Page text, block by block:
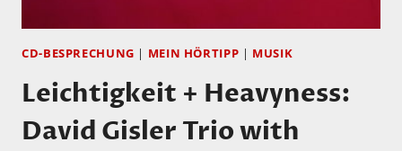
CD-BESPRECHUNG | MEIN HÖRTIPP | MUSIK
Leichtigkeit + Heavyness:
David Gisler Trio with